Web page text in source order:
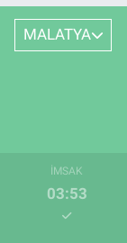
MALATYA
İMSAK
03:53